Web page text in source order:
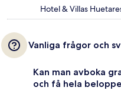
Hotel & Villas
Vanliga frågor och
Kan man avboka
och få hela